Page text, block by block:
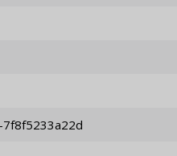
7f8f5233a22d